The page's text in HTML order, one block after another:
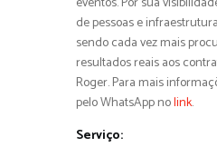
de pessoas e
sendo cada vez mais
resultados reais aos
Roger. Para mais
pelo WhatsApp nolink.
Serviço: